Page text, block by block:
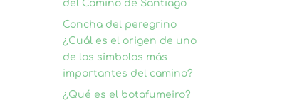
del Camino de Santiago
Concha del peregrino
¿Cuál es el origen de uno
de los símbolos más
importantes del camino?
¿Qué es el botafumeiro?